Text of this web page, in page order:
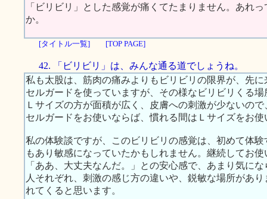
「ビリビリ」とした感覚が痛くてたまりません。あれ
か。
[タイトル一覧] [TOP PAGE]
42. 「ビリビリ」は、みんな通る道でしょうね。
私も太股は、筋肉の痛みよりもビリビリの限界が、先
セルガードを使っていますが、その様なビリビリくる
Ｌサイズの方が面積が広く、皮膚への刺激が少ないの
セルガードをお使いならば、慣れる間はＬサイズをお
私の体験談ですが、このビリビリの感覚は、初めて体
もあり敏感になっていたかもしれません。継続してお
「ああ、大丈夫なんだ。」との安心感で、あまり気に
人それぞれ、刺激の感じ方の違いや、鋭敏な場所があ
れてくると思います。